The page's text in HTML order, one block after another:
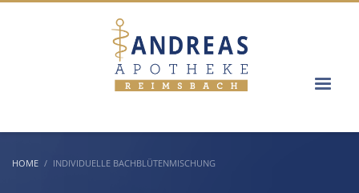
HOME INDIVIDUELLE BACHBLÜTENMISCHUNG